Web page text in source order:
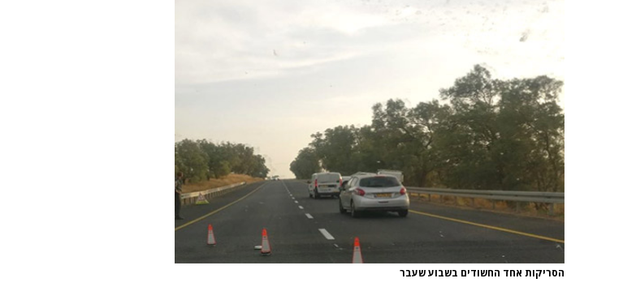
הסריקות אחד החשודים בשבוע שעבר